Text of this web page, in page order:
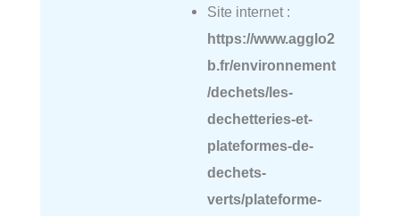
Site internet :
https://www.agglo2
b.fr/environnement
/dechets/les-
dechetteries-et-
plateformes-de-
dechets-
verts/plateforme-